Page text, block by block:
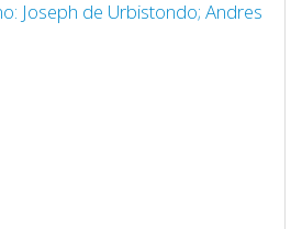
Joseph de Urbistondo; Andres